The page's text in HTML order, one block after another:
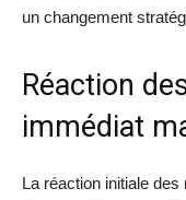
un changement
Réaction
immédiat
La réaction initiale